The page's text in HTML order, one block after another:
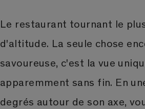
Le restaurant tournant le
d'altitude. La seule chose
savoureuse, c'est la vue
apparemment sans fin. En
degrés autour de son axe,